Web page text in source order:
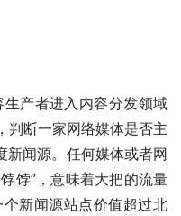
判断一家网络媒体是否主
新闻源。任何媒体或者网
饽”，意味着大把的流量
新闻源站点价值超过北